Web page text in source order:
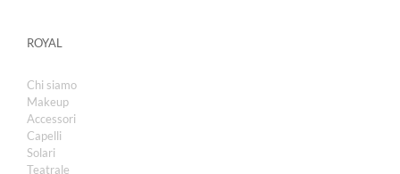
ROYAL
Chi siamo
Makeup
Accessori
Capelli
Solari
Teatrale